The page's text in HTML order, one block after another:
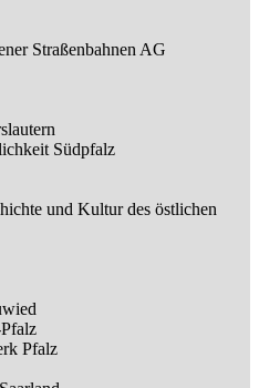
Straßenbahnen AG
Südpfalz
und Kultur des östlichen
Pfalz